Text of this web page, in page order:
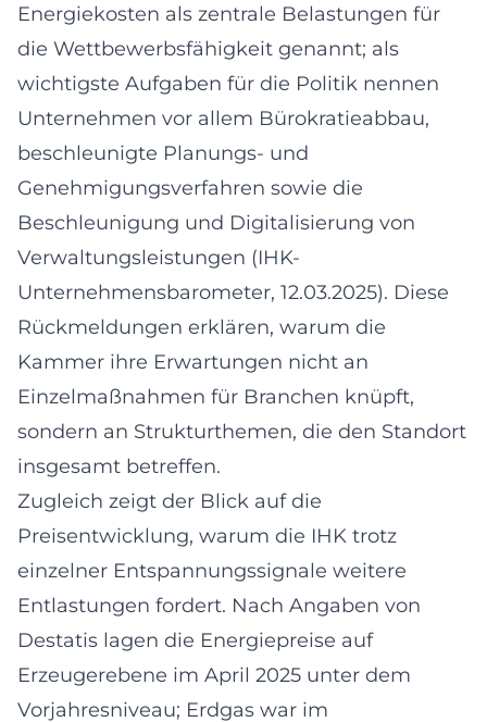
Energiekosten als zentrale Belastungen für
die Wettbewerbsfähigkeit genannt; als
wichtigste Aufgaben für die Politik nennen
Unternehmen vor allem Bürokratieabbau,
beschleunigte Planungs- und
Genehmigungsverfahren sowie die
Beschleunigung und Digitalisierung von
Verwaltungsleistungen (IHK-
Unternehmensbarometer, 12.03.2025). Diese
Rückmeldungen erklären, warum die
Kammer ihre Erwartungen nicht an
Einzelmaßnahmen für Branchen knüpft,
sondern an Strukturthemen, die den Standort
insgesamt betreffen.
Zugleich zeigt der Blick auf die
Preisentwicklung, warum die IHK trotz
einzelner Entspannungssignale weitere
Entlastungen fordert. Nach Angaben von
Destatis lagen die Energiepreise auf
Erzeugerebene im April 2025 unter dem
Vorjahresniveau; Erdgas war im